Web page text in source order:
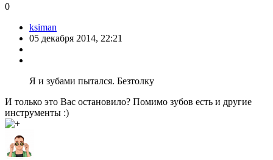
0
ksiman
05 декабря 2014, 22:21
Я и зубами пытался. Безтолку
И только это Вас остановило? Помимо зубов есть и другие
инструменты :)